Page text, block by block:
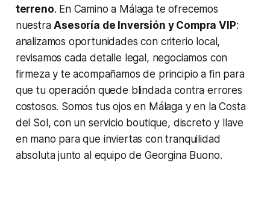
terreno. En Camino a Málaga te ofrecemos
nuestraAsesoría de Inversión y Compra VIP:
analizamos oportunidades con criterio local,
revisamos cada detalle legal, negociamos con
firmeza y te acompañamos de principio a fin para
que tu operación quede blindada contra errores
costosos. Somos tus ojos en Málaga y en la Costa
del Sol, con un servicio boutique, discreto y llave
en mano para que inviertas con tranquilidad
absoluta junto al equipo de Georgina Buono.